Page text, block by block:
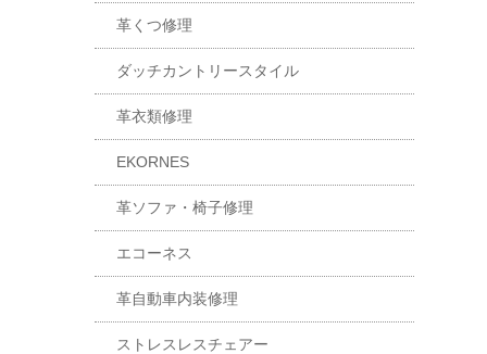
革くつ修理
ダッチカントリースタイル
革衣類修理
EKORNES
革ソファ・椅子修理
エコーネス
革自動車内装修理
ストレスレスチェアー